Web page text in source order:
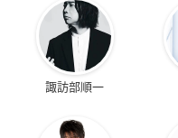
諏訪部順一